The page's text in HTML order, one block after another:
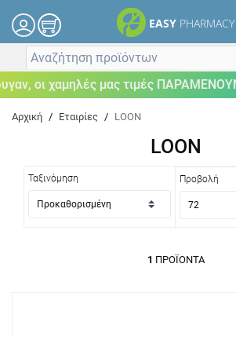
EASY PHARMACY
οι χαμηλές μας τιμές ΠΑΡΑΜΕΝΟΥΝ!
Αρχική / Εταιρίες / LOON
LOON
Ταξινόμηση Προβολή
1 ΠΡΟΪΌΝΤΑ